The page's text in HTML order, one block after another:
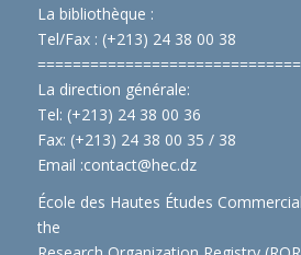
La bibliothèque :
Tel/Fax : (+213) 24 38 00 38
==============================
La direction générale:
Tel: (+213) 24 38 00 36
Fax: (+213) 24 38 00 35 / 38
Email :contact@hec.dz
École des Hautes Études
the